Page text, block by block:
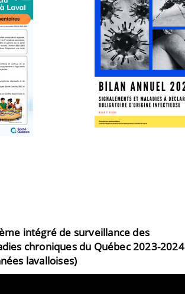
intégré de surveillance des
chroniques du Québec 2023-2024
lavalloises)